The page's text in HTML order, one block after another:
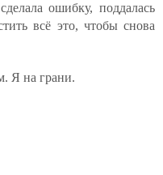
ошибку, поддалась
всё это, чтобы снова
Я на грани.